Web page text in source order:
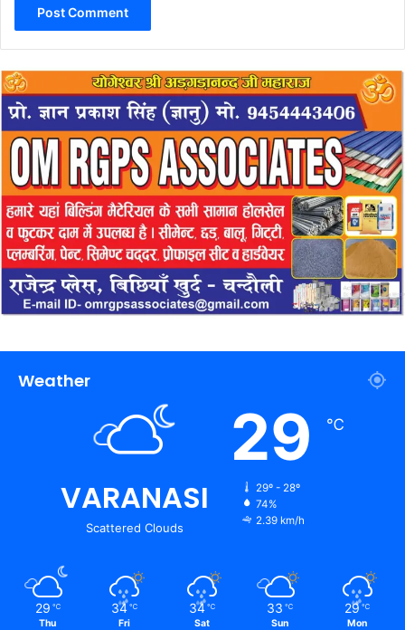
Weather
VARANASI
Scattered Clouds
29 ℃
29º - 28º
74%
2.39 km/h
29 ℃
Thu
34 ℃
Fri
34 ℃
Sat
33 ℃
Sun
29 ℃
Mon